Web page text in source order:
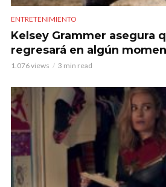
ENTRETENIMIENTO
Kelsey Grammer asegura
regresará en algún
1.076 views 3 min read